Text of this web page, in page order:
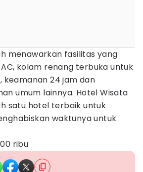
menawarkan fasilitas yang
kolam renang terbuka untuk
keamanan 24 jam dan
umum lainnya. Hotel Wisata
satu hotel terbaik untuk
waktunya untuk
ribu